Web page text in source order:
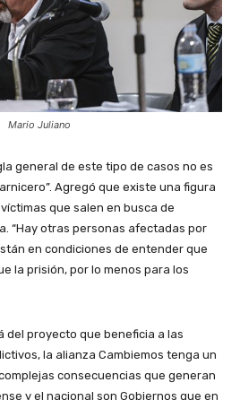
Mario Juliano
general de este tipo de casos no es
Agregó que existe una figura
que salen en busca de
“Hay otras personas afectadas por
en condiciones de entender que
la prisión, por lo menos para los
del proyecto que beneficia a las
la alianza Cambiemos tenga un
consecuencias que generan
y el nacional son Gobiernos que en